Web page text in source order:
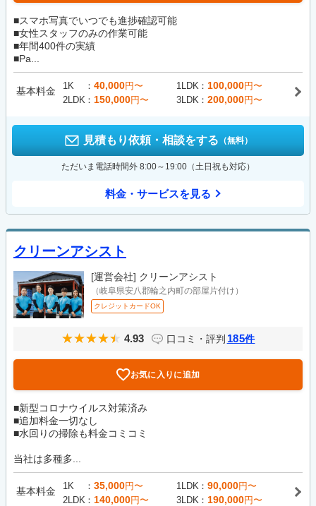
■スマホ写真でいつでも進捗確認可能
■女性スタッフのみの作業可能
■年間400件の実績
■Pa...
基本料金 1K 40,000円〜 1LDK 100,000円〜
2LDK
150,000円〜 3LDK 200,000円〜
見積もり依頼・相談をする （無料）
ただいま電話時間外 8:00～19:00（土日祝も対応）
料金・サービスを見る
クリーンアシスト
[運営会社] クリーンアシスト
（岐阜県安八郡輪之内町の部屋片付け）
クレジットカードOK
4.93 口コミ・評判 185件
お気に入りに追加
■新型コロナウイルス対策済み
■追加料金一切なし
■水回りの掃除も料金コミコミ
当社は多種多...
基本料金 1K 35,000円〜 1LDK 90,000円〜
2LDK
140,000円〜 3LDK 190,000円〜